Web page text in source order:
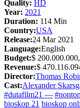
Quality: HD
Year: 2021
Duration: 114 Min
Country:USA
Release:24 Mar 2021
Language:English
Budget:$
Revenue:$
Director:Thomas
Cast:Alexander
#dutafilm21 —
bioskop 21 bioskop